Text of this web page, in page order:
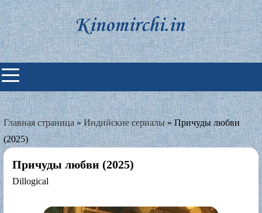
Skip
to
content
Индийские фильмы смотреть
онлайн
Главная страница»Индийские сериалы»Причуды любви
(2025)
Причуды любви (2025)
Dillogical